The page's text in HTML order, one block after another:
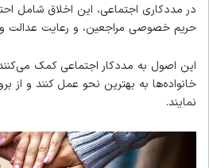
در مددکاری اجتماعی، این اخلاق شامل
حریم خصوصی مراجعین، و رعایت عدالت
این اصول به مددکار اجتماعی کمک می‌کنند
خانواده‌ها به بهترین نحو عمل کنند و از
نمایند.